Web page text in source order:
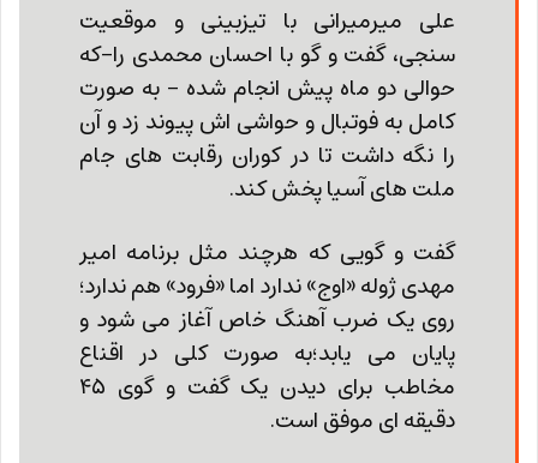
علی میرمیرانی با تیزبینی و موقعیت
سنجی، گفت و گو با احسان محمدی را-که
حوالی دو ماه پیش انجام شده – به صورت
کامل به فوتبال و حواشی اش پیوند زد و آن
را نگه داشت تا در کوران رقابت های جام
ملت های آسیا پخش کند.
گفت و گویی که هرچند مثل برنامه امیر
مهدی ژوله «اوج» ندارد اما «فرود» هم ندارد؛
روی یک ضرب آهنگ خاص آغاز می شود و
پایان می یابد؛به صورت کلی در اقناع
مخاطب برای دیدن یک گفت و گوی ۴۵
دقیقه ای موفق است.